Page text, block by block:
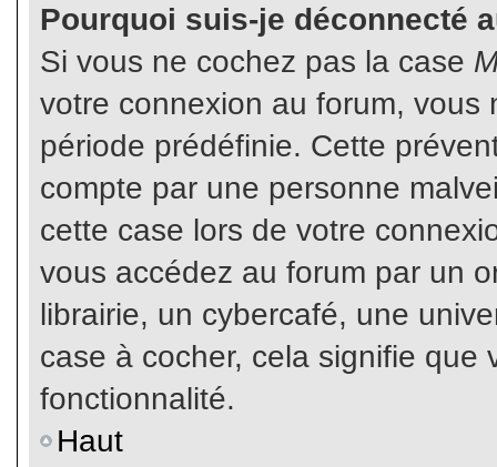
Pourquoi suis-je déconnecté
Si vous ne cochez pas la case
votre connexion au forum,
période prédéfinie. Cette
compte par une personne
cette case lors de votre
vous accédez au forum par un
librairie, un cybercafé, une
case à cocher, cela signifie que
fonctionnalité.
Haut